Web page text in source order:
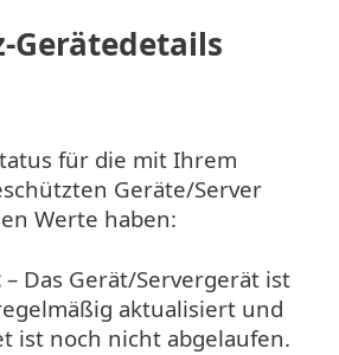
Gerätedetails
für die mit Ihrem
Geräte/Server
Werte haben:
– Das Gerät/Servergerät ist
aktualisiert und
ist noch nicht abgelaufen.